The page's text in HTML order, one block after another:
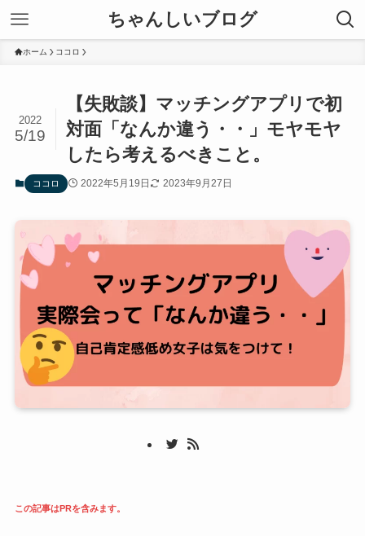
ちゃんしいブログ
ホーム ココロ
【失敗談】マッチングアプリで初
対面「なんか違う・・」モヤモヤ
したら考えるべきこと。
2022
5/19
ココロ 2022年5月19日 2023年9月27日
この記事はPRを含みます。